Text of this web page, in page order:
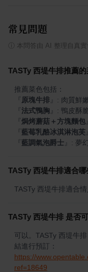
常見問題
本問答由 AI 整理自真實
TASTy 西堤牛排推薦
原塊牛排
法式鴨胸
焗烤蘑菇＋方塊麵包
藍莓乳酪冰淇淋泡芙
藍調氣泡爵士 : 夢
TASTy 西堤牛排適合
TASTy 西堤牛排適合情
TASTy 西堤牛排 是否
可以。TASTy 西堤牛
結進行預訂：
https://
ref=18649